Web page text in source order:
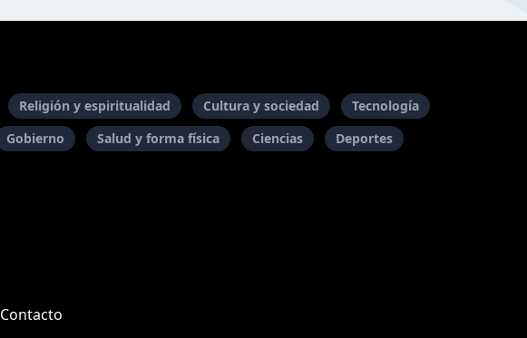
Religión y espiritualidad Cultura y sociedad
Tecnología
Gobierno Salud y forma física Ciencias Deportes
Contacto